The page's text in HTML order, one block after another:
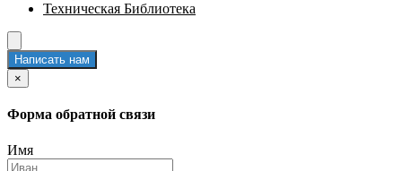
Техническая Библиотека
Написать нам
×
Форма обратной связи
Имя